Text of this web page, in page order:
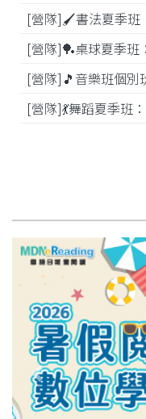
[營隊]💃舞蹈夏季班